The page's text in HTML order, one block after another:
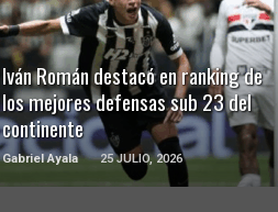
Iván Román destacó en ranking de
los mejores defensas sub 23 del
continente
Gabriel Ayala 25 JULIO, 2026
LEER MÁS